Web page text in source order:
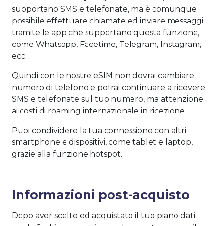
supportano SMS e telefonate, ma è comunque
possibile effettuare chiamate ed inviare messaggi
tramite le app che supportano questa funzione,
come Whatsapp, Facetime, Telegram, Instagram,
ecc…
Quindi con le nostre eSIM non dovrai cambiare
numero di telefono e potrai continuare a ricevere
SMS e telefonate sul tuo numero, ma attenzione
ai costi di roaming internazionale in ricezione.
Puoi condividere la tua connessione con altri
smartphone e dispositivi, come tablet e laptop,
grazie alla funzione hotspot.
Informazioni post-acquisto
Dopo aver scelto ed acquistato il tuo piano dati